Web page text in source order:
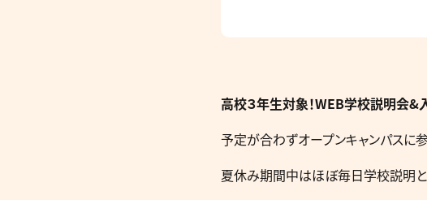
高校３年生対象！WEB学校説明会&
予定が合わずオープンキャンパスに
夏休み期間中はほぼ毎日学校説明